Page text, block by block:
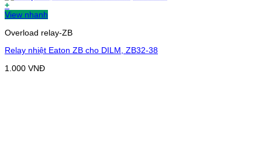
+
View nhanh
Overload relay-ZB
Relay nhiệt Eaton ZB cho DILM, ZB32-38
1.000 VNĐ